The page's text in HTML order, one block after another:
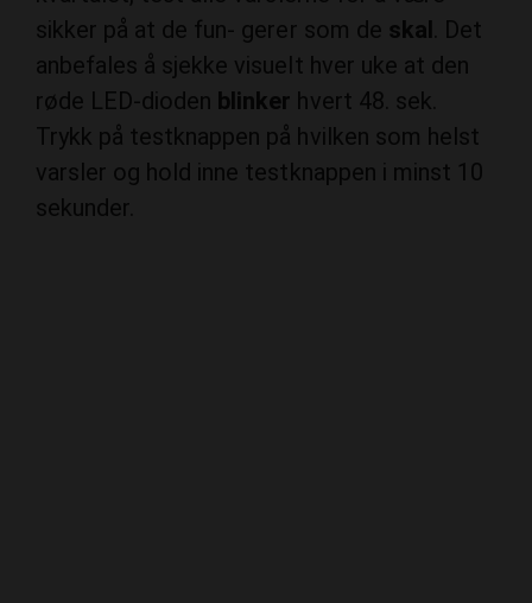
anbefales å sjekke visuelt hver uke at den
røde LED-dioden
blinker hvert 48. sek.
Trykk på testknappen på hvilken som helst
varsler og hold inne testknappen i minst 10
sekunder.